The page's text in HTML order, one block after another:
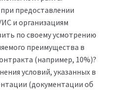
предоставлении
и организациям
по своему усмотрению
преимущества в
(например, 10%)?
условий, указанных в
(документации об